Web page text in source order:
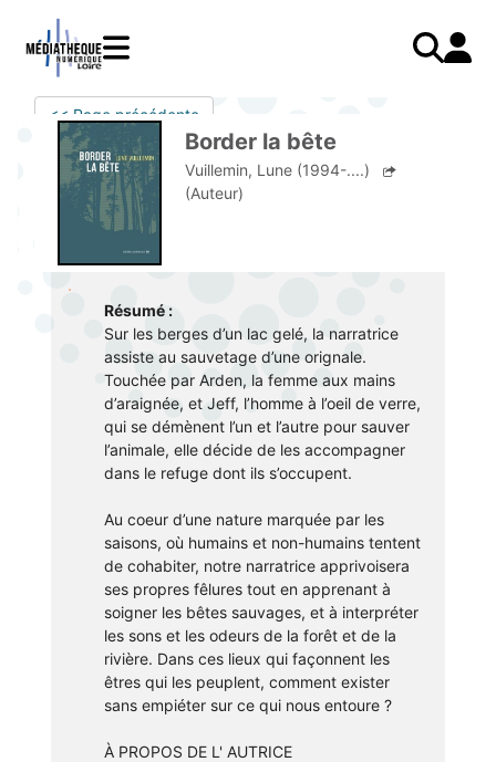
Catalogue
Menu
mobile
LIVRES
E-books
Mangas
Livres audio
PRESSE
AUDIO
Podcasts Radio France
Livres audio
COURS EN LIGNE
Mon
compte
responsive
mobile
Mode d'emploi
Mon compte
J'AI DEJA UN COMPTE
Je me connecte
Je me connecte pour la première fois
JE N'AI PAS DE COMPTE
Je me préinscris
J'AI BESOIN D'AIDE
Aide à la connexion
J'ai oublié mon mot de passe
<< Page précédente
Border la bête
Vuillemin, Lune (1994-....)
(Auteur)
Résumé :
Sur les berges d’un lac gelé, la narratrice
assiste au sauvetage d’une orignale.
Touchée par Arden, la femme aux mains
d’araignée, et Jeff, l’homme à l’oeil de verre,
qui se démènent l’un et l’autre pour sauver
l’animale, elle décide de les accompagner
dans le refuge dont ils s’occupent.
Au coeur d’une nature marquée par les
saisons, où humains et non-humains tentent
de cohabiter, notre narratrice apprivoisera
ses propres fêlures tout en apprenant à
soigner les bêtes sauvages, et à interpréter
les sons et les odeurs de la forêt et de la
rivière. Dans ces lieux qui façonnent les
êtres qui les peuplent, comment exister
sans empiéter sur ce qui nous entoure ?
À PROPOS DE L' AUTRICE